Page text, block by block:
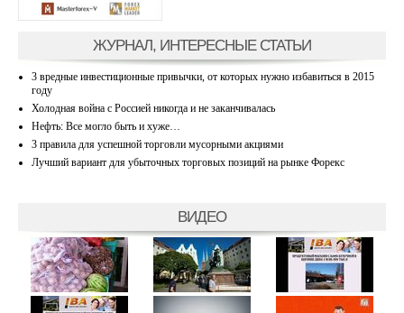
ЖУРНАЛ, ИНТЕРЕСНЫЕ СТАТЬИ
3 вредные инвестиционные привычки, от которых нужно избавиться в 2015
году
Холодная война с Россией никогда и не заканчивалась
Нефть: Все могло быть и хуже…
3 правила для успешной торговли мусорными акциями
Лучший вариант для убыточных торговых позиций на рынке Форекс
ВИДЕО